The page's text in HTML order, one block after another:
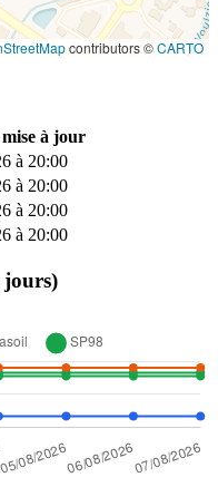
contributors ©CARTO
à jour
à 20:00
à 20:00
à 20:00
à 20:00
jours)